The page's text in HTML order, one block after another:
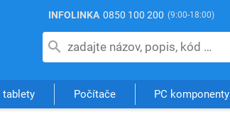
INFOLINKA 0850 100 200 (9:00-18:00)
tablety Počítače PC komponenty